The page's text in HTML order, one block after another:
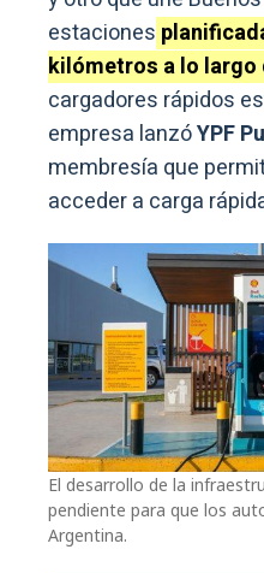
estaciones
kilómetros a lo largo
cargadores rápidos
empresa lanzóYPF
membresía que
acceder a carga
El desarrollo de la
pendiente para que los
Argentina.